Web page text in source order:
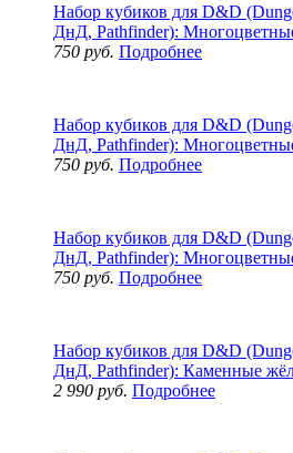
Набор кубиков для D&D
ДнД, Pathfinder):
750 руб. Подробнее
Набор кубиков для D&D
ДнД, Pathfinder):
750 руб. Подробнее
Набор кубиков для D&D
ДнД, Pathfinder):
750 руб. Подробнее
Набор кубиков для D&D
ДнД, Pathfinder): Каменные
2 990 руб. Подробнее